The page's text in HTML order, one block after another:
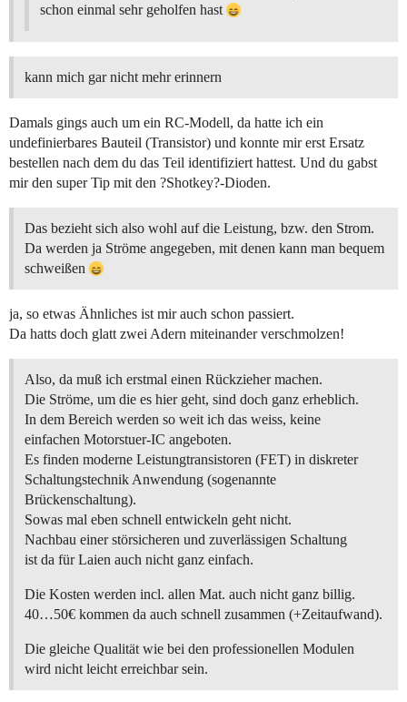
schon einmal sehr geholfen hast
kann mich gar nicht mehr erinnern
Damals gings auch um ein RC-Modell, da hatte ich ein
undefinierbares Bauteil (Transistor) und konnte mir erst Ersatz
bestellen nach dem du das Teil identifiziert hattest. Und du gabst
mir den super Tip mit den ?Shotkey?-Dioden.
Das bezieht sich also wohl auf die Leistung, bzw. den Strom.
Da werden ja Ströme angegeben, mit denen kann man bequem
schweißen
ja, so etwas Ähnliches ist mir auch schon passiert.
Da hatts doch glatt zwei Adern miteinander verschmolzen!
Also, da muß ich erstmal einen Rückzieher machen.
Die Ströme, um die es hier geht, sind doch ganz erheblich.
In dem Bereich werden so weit ich das weiss, keine
einfachen Motorstuer-IC angeboten.
Es finden moderne Leistungtransistoren (FET) in diskreter
Schaltungstechnik Anwendung (sogenannte
Brückenschaltung).
Sowas mal eben schnell entwickeln geht nicht.
Nachbau einer störsicheren und zuverlässigen Schaltung
ist da für Laien auch nicht ganz einfach.
Die Kosten werden incl. allen Mat. auch nicht ganz billig.
40…50€ kommen da auch schnell zusammen (+Zeitaufwand).
Die gleiche Qualität wie bei den professionellen Modulen
wird nicht leicht erreichbar sein.